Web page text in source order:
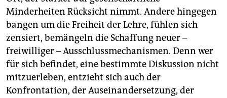
Minderheiten Rücksicht nimmt. Andere hingegen
bangen um die Freiheit der Lehre, fühlen sich
zensiert, bemängeln die Schaffung neuer –
freiwilliger – Ausschlussmechanismen. Denn wer
für sich befindet, eine bestimmte Diskussion nicht
mitzuerleben, entzieht sich auch der
Konfrontation, der Auseinandersetzung, der